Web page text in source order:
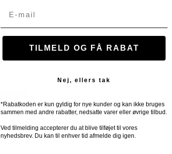
Email
TILMELD OG FÅ RABAT
Nej, ellers tak
*Rabatkoden er kun gyldig for nye kunder og kan ikke bruges
sammen med andre rabatter, nedsatte varer eller øvrige tilbud.
Ved tilmelding accepterer du at blive tilføjet til vores
nyhedsbrev. Du kan til enhver tid afmelde dig igen.